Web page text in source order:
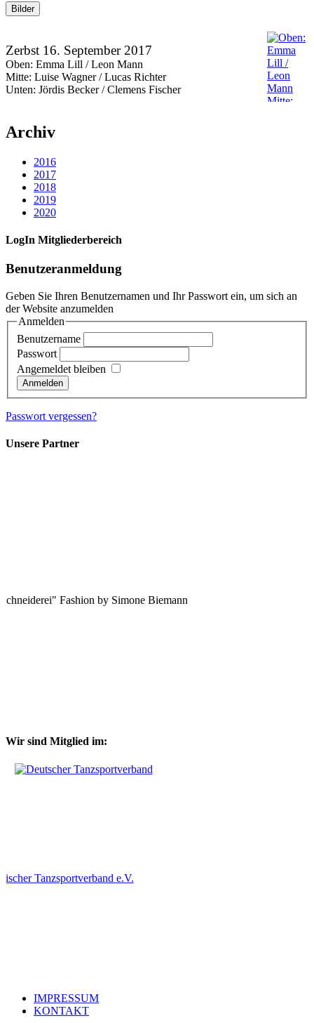
Bilder
Zerbst 16. September 2017
Oben: Emma Lill / Leon Mann
Mitte: Luise Wagner / Lucas Richter
Unten: Jördis Becker / Clemens Fischer
Archiv
2016
2017
2018
2019
2020
LogIn Mitgliederbereich
Benutzeranmeldung
Geben Sie Ihren Benutzernamen und Ihr Passwort ein, um sich an
der Website anzumelden
Anmelden
Benutzername
Passwort
Angemeldet bleiben
Passwort vergessen?
Unsere Partner
Fashion by Simone Biemann
Wir sind Mitglied im:
IMPRESSUM
KONTAKT